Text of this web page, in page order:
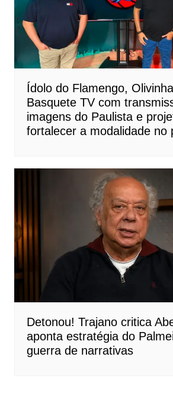
Ídolo do Flamengo,
Basquete TV com
imagens do Paulista e
fortalecer a modalidade no
Detonou! Trajano critica
aponta estratégia do
guerra de narrativas